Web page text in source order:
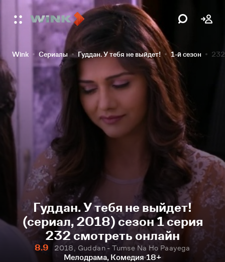
Wink Сериалы Гуддан. У тебя не выйдет! 1-й сезон
Гуддан. У тебя не выйдет!
(сериал, 2018) сезон 1 серия
232 смотреть онлайн
8.9
2018, Guddan - Tumse Na Ho Paayega
Мелодрама, Комедия 18+